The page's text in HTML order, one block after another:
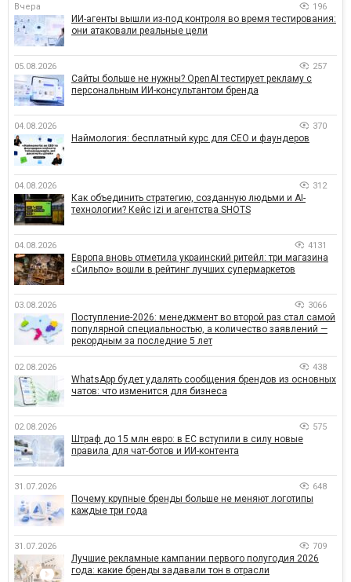
Вчера 196
ИИ-агенты вышли из-под контроля во время тестирования:
они атаковали реальные цели
05.08.2026 257
Сайты больше не нужны? OpenAI тестирует рекламу с
персональным ИИ-консультантом бренда
04.08.2026 370
Наймология: бесплатный курс для CEO и фаундеров
04.08.2026 312
Как объединить стратегию, созданную людьми и AI-
технологии? Кейс izi и агентства SHOTS
04.08.2026 4131
Европа вновь отметила украинский ритейл: три магазина
«Сильпо» вошли в рейтинг лучших супермаркетов
03.08.2026 3066
Поступление-2026: менеджмент во второй раз стал самой
популярной специальностью, а количество заявлений —
рекордным за последние 5 лет
02.08.2026 438
WhatsApp будет удалять сообщения брендов из основных
чатов: что изменится для бизнеса
02.08.2026 575
Штраф до 15 млн евро: в ЕС вступили в силу новые
правила для чат-ботов и ИИ-контента
31.07.2026 648
Почему крупные бренды больше не меняют логотипы
каждые три года
31.07.2026 709
Лучшие рекламные кампании первого полугодия 2026
года: какие бренды задавали тон в отрасли